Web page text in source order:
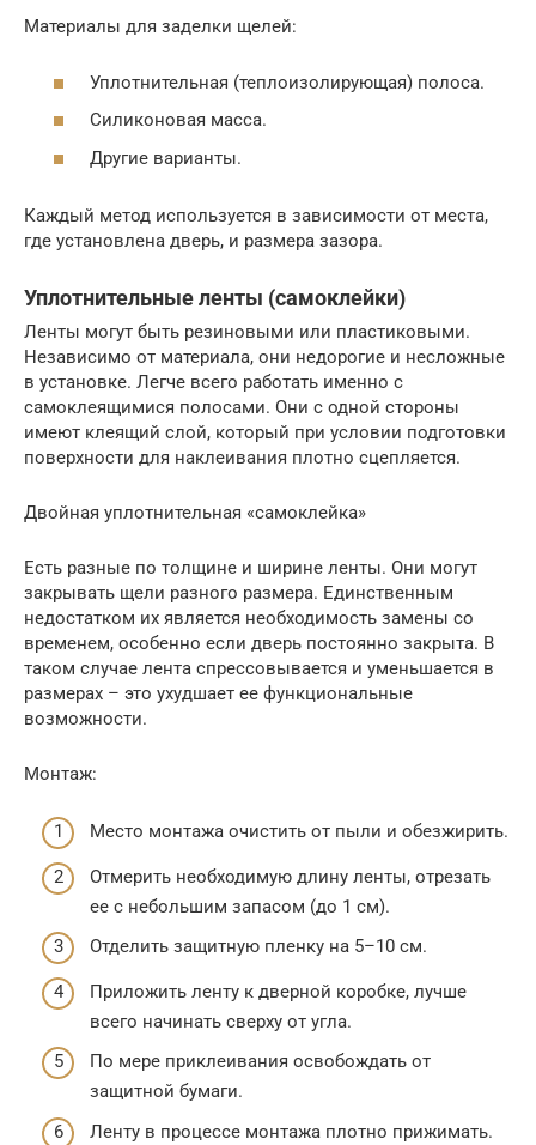
Материалы для заделки щелей:
Уплотнительная (теплоизолирующая) полоса.
Силиконовая масса.
Другие варианты.
Каждый метод используется в зависимости от места,
где установлена дверь, и размера зазора.
Уплотнительные ленты (самоклейки)
Ленты могут быть резиновыми или пластиковыми.
Независимо от материала, они недорогие и несложные
в установке. Легче всего работать именно с
самоклеящимися полосами. Они с одной стороны
имеют клеящий слой, который при условии подготовки
поверхности для наклеивания плотно сцепляется.
Двойная уплотнительная «самоклейка»
Есть разные по толщине и ширине ленты. Они могут
закрывать щели разного размера. Единственным
недостатком их является необходимость замены со
временем, особенно если дверь постоянно закрыта. В
таком случае лента спрессовывается и уменьшается в
размерах – это ухудшает ее функциональные
возможности.
Монтаж:
Место монтажа очистить от пыли и обезжирить.
Отмерить необходимую длину ленты, отрезать
ее с небольшим запасом (до 1 см).
Отделить защитную пленку на 5–10 см.
Приложить ленту к дверной коробке, лучше
всего начинать сверху от угла.
По мере приклеивания освобождать от
защитной бумаги.
Ленту в процессе монтажа плотно прижимать.